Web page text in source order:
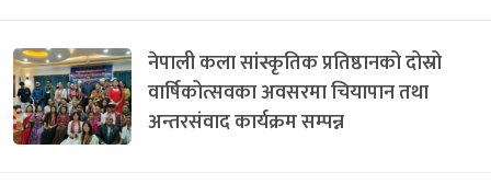
नेपाली कला सांस्कृतिक प्रतिष्ठानको दोस्रो
वार्षिकोत्सवका अवसरमा चियापान तथा
अन्तरसंवाद कार्यक्रम सम्पन्न